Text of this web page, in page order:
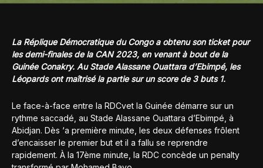
La Réplique Démocratique du Congo a obtenu son ticket pour
les demi-finales de la CAN 2023, en venant à bout de la
Guinée Conakry. Au Stade Alassane Ouattara d’Ebimpé, les
Léopards ont maîtrisé la partie sur un score de 3 buts 1.
Le face-à-face entre la RDCvet la Guinée démarre sur un
rythme saccadé, au Stade Alassane Ouattara d’Ebimpé, à
Abidjan. Dès ‘a première minute, les deux défenses frôlent
d’encaisser le premier but et il a fallu se reprendre
rapidement. À la 17ème minute, la RDC concède un penalty